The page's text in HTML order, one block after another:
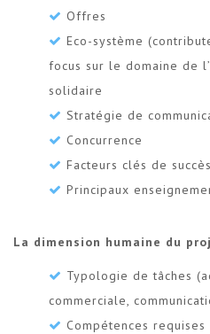
Offres
Eco-système
focus sur le domaine de
solidaire
Stratégie de
Concurrence
Facteurs clés de succès
Principaux
La dimension humaine du
Typologie de tâches
commerciale,
Compétences requises